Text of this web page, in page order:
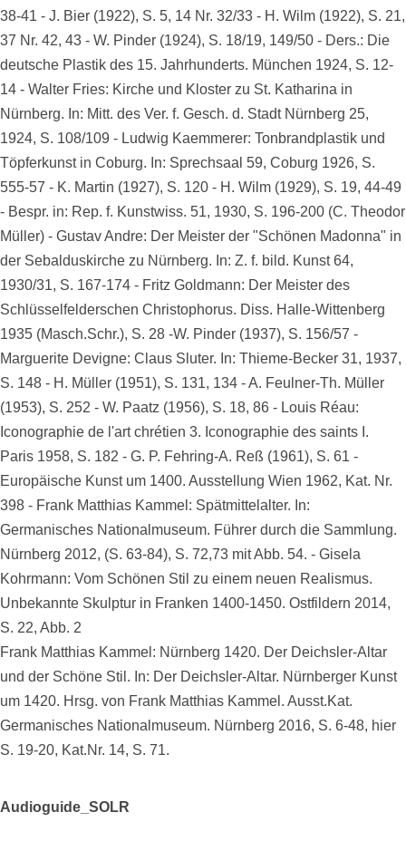
38-41 - J. Bier (1922), S. 5, 14 Nr. 32/33 - H. Wilm (1922), S. 21,
37 Nr. 42, 43 - W. Pinder (1924), S. 18/19, 149/50 - Ders.: Die
deutsche Plastik des 15. Jahrhunderts. München 1924, S. 12-
14 - Walter Fries: Kirche und Kloster zu St. Katharina in
Nürnberg. In: Mitt. des Ver. f. Gesch. d. Stadt Nürnberg 25,
1924, S. 108/109 - Ludwig Kaemmerer: Tonbrandplastik und
Töpferkunst in Coburg. In: Sprechsaal 59, Coburg 1926, S.
555-57 - K. Martin (1927), S. 120 - H. Wilm (1929), S. 19, 44-49
- Bespr. in: Rep. f. Kunstwiss. 51, 1930, S. 196-200 (C. Theodor
Müller) - Gustav Andre: Der Meister der "Schönen Madonna" in
der Sebalduskirche zu Nürnberg. In: Z. f. bild. Kunst 64,
1930/31, S. 167-174 - Fritz Goldmann: Der Meister des
Schlüsselfelderschen Christophorus. Diss. Halle-Wittenberg
1935 (Masch.Schr.), S. 28 -W. Pinder (1937), S. 156/57 -
Marguerite Devigne: Claus Sluter. In: Thieme-Becker 31, 1937,
S. 148 - H. Müller (1951), S. 131, 134 - A. Feulner-Th. Müller
(1953), S. 252 - W. Paatz (1956), S. 18, 86 - Louis Réau:
Iconographie de l'art chrétien 3. Iconographie des saints I.
Paris 1958, S. 182 - G. P. Fehring-A. Reß (1961), S. 61 -
Europäische Kunst um 1400. Ausstellung Wien 1962, Kat. Nr.
398 - Frank Matthias Kammel: Spätmittelalter. In:
Germanisches Nationalmuseum. Führer durch die Sammlung.
Nürnberg 2012, (S. 63-84), S. 72,73 mit Abb. 54. - Gisela
Kohrmann: Vom Schönen Stil zu einem neuen Realismus.
Unbekannte Skulptur in Franken 1400-1450. Ostfildern 2014,
S. 22, Abb. 2
Frank Matthias Kammel: Nürnberg 1420. Der Deichsler-Altar
und der Schöne Stil. In: Der Deichsler-Altar. Nürnberger Kunst
um 1420. Hrsg. von Frank Matthias Kammel. Ausst.Kat.
Germanisches Nationalmuseum. Nürnberg 2016, S. 6-48, hier
S. 19-20, Kat.Nr. 14, S. 71.
Audioguide_SOLR